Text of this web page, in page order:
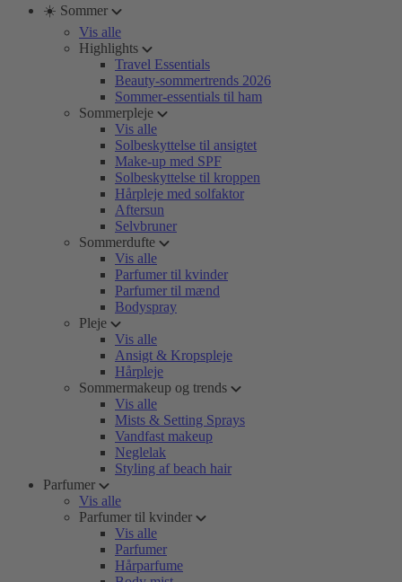
☀️ Sommer
Vis alle
Highlights
Travel Essentials
Beauty-sommertrends 2026
Sommer-essentials til ham
Sommerpleje
Vis alle
Solbeskyttelse til ansigtet
Make-up med SPF
Solbeskyttelse til kroppen
Hårpleje med solfaktor
Aftersun
Selvbruner
Sommerdufte
Vis alle
Parfumer til kvinder
Parfumer til mænd
Bodyspray
Pleje
Vis alle
Ansigt & Kropspleje
Hårpleje
Sommermakeup og trends
Vis alle
Mists & Setting Sprays
Vandfast makeup
Neglelak
Styling af beach hair
Parfumer
Vis alle
Parfumer til kvinder
Vis alle
Parfumer
Hårparfume